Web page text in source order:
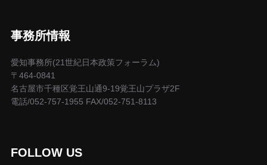
事務所情報
愛知事務所(21世紀日本政策フォーラム)
〒464-0841
名古屋市千種区覚王山通9-19覚王山プラザ2F
電話/052-757-1955 FAX/052-751-8113
FOLLOW US